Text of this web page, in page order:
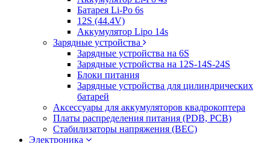
Батарея Li-Po 6s
12S (44.4V)
Аккумулятор Lipo 14s
Зарядные устройства
Зарядные устройства на 6S
Зарядные устройства на 12S-14S-24S
Блоки питания
Зарядные устройства для цилиндрических
батарей
Аксессуары для аккумуляторов квадрокоптера
Платы распределения питания (PDB, PCB)
Стабилизаторы напряжения (BEC)
Электроника